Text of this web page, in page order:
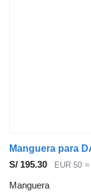
Manguera para
S/ 195.30
EUR 50 ≈
Manguera